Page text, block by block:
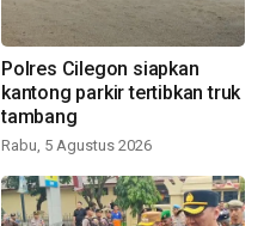
Polres Cilegon siapkan
kantong parkir tertibkan truk
tambang
Rabu, 5 Agustus 2026